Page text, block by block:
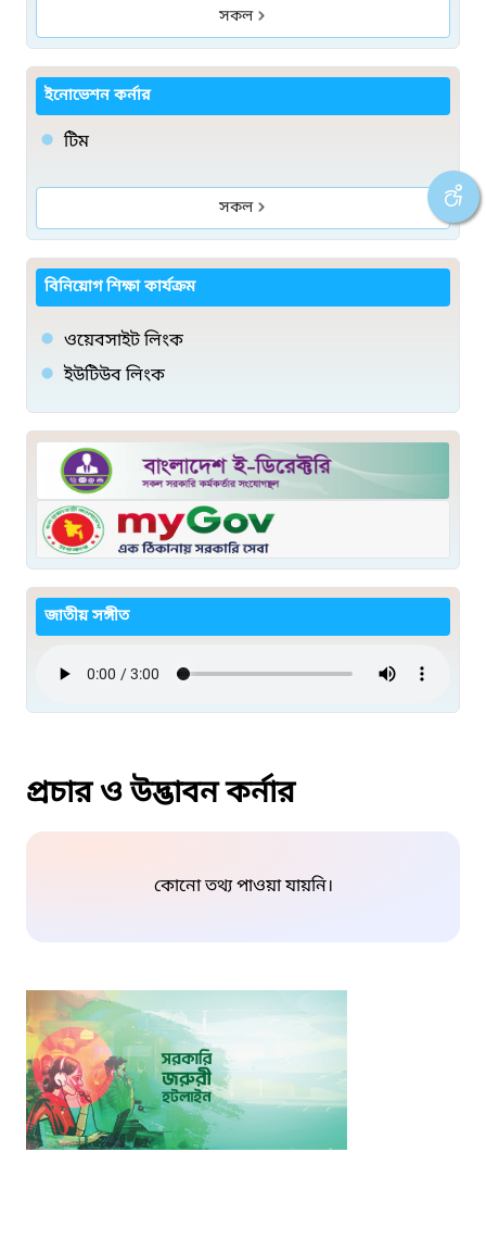
সকল
ইনোভেশন কর্নার
টিম
সকল
বিনিয়োগ শিক্ষা কার্যক্রম
ওয়েবসাইট লিংক
ইউটিউব লিংক
জাতীয় সঙ্গীত
প্রচার ও উদ্ভাবন কর্নার
কোনো তথ্য পাওয়া যায়নি।